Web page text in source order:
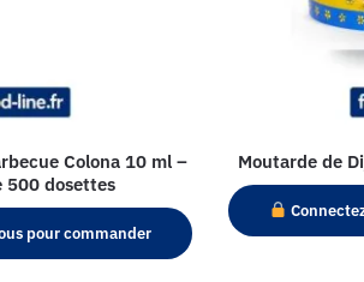
Colona 10 ml –
500 dosettes
pour commander
Moutarde de